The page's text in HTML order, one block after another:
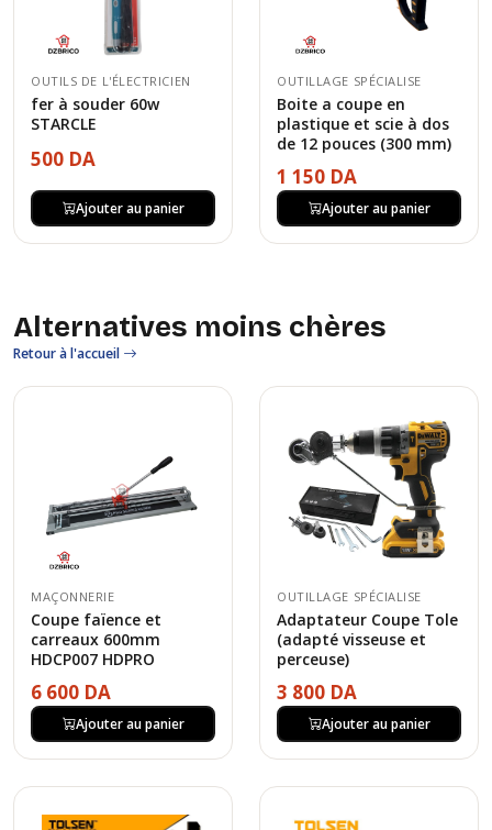
OUTILS DE L'ÉLECTRICIEN
fer à souder 60w
STARCLE
500 DA
Ajouter au panier
OUTILLAGE SPÉCIALISE
Boite a coupe en
plastique et scie à dos
de 12 pouces (300 mm)
1 150 DA
Ajouter au panier
Alternatives moins chères
Retour à l'accueil
MAÇONNERIE
Coupe faïence et
carreaux 600mm
HDCP007 HDPRO
6 600 DA
Ajouter au panier
OUTILLAGE SPÉCIALISE
Adaptateur Coupe Tole
(adapté visseuse et
perceuse)
3 800 DA
Ajouter au panier